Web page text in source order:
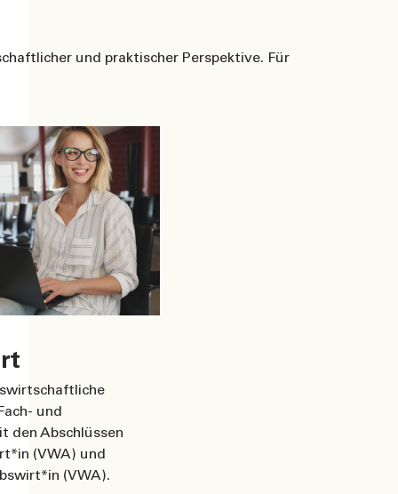
und praktischer Perspektive. Für
und
den Abschlüssen
(VWA) und
(VWA).